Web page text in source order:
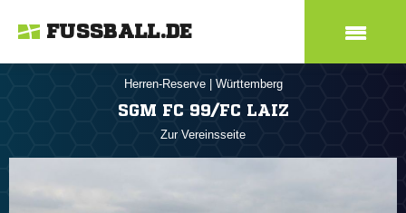
FUSSBALL.DE
Herren-Reserve Württemberg
SGM FC 99/FC LAIZ
Zur Vereinsseite